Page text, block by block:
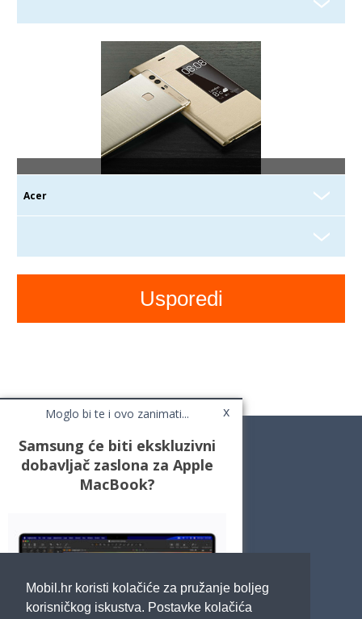
Mobil.hr koristi kolačiće za pružanje boljeg
korisničkog iskustva. Postavke kolačića
Moglo bi te i ovo zanimati... x
Samsung će biti ekskluzivni
dobavljač zaslona za Apple
MacBook?
Cafe Mobil
Usporedi mobitele
Impressum
Marketing